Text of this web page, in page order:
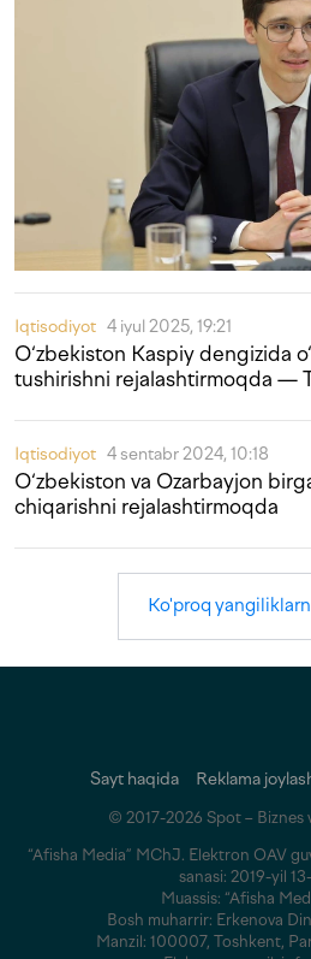
Iqtisodiyot 4 iyul 2025, 19:21
O‘zbekiston Kaspiy dengizida
tushirishni rejalashtirmoqda —
Iqtisodiyot 4 sentabr 2024, 10:18
O‘zbekiston va Ozarbayjon
chiqarishni rejalashtirmoqda
Ko'proq
Sayt haqida Reklama
© 2017-2026 Spot – Biznes
“Afisha Media” MChJ. Elektron OAV
sanasi: 2019-yil
Muassis: “Afisha
Bosh muharrir: Erkenova
Manzil: 100007, Toshkent,